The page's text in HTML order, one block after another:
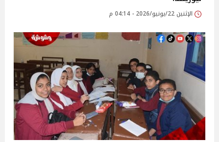
الإثنين 22/يونيو/2026 - 04:14 م